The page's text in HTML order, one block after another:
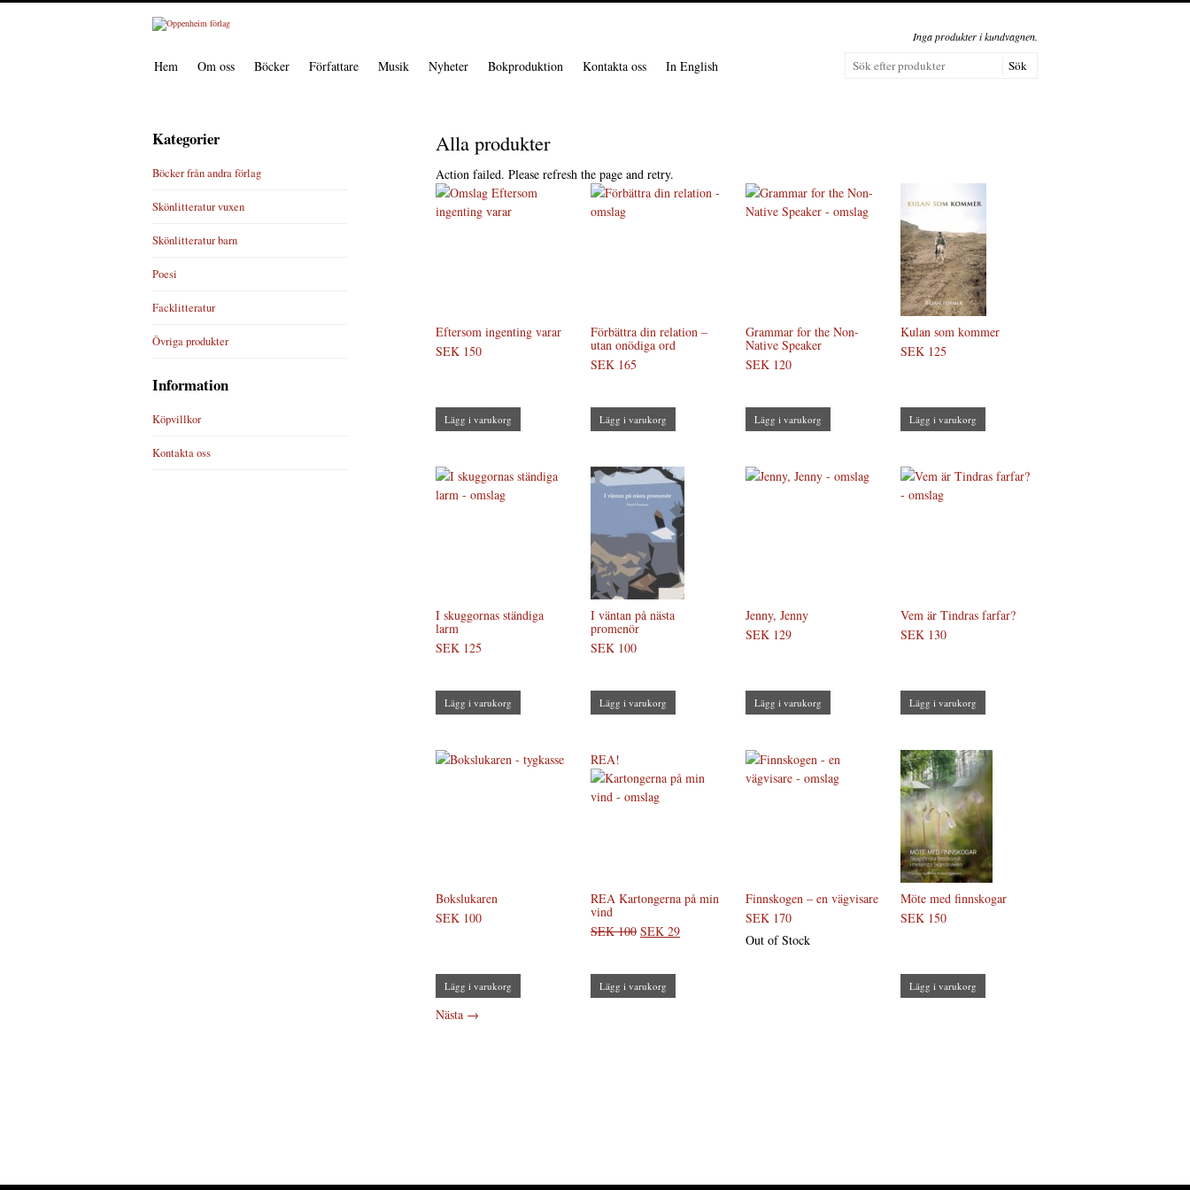
Inga produkter i kundvagnen.
Hem Om oss Böcker Författare Musik Nyheter Bokproduktion Kontakta oss In English
Alla produkter
Action failed. Please refresh the page and retry.
Eftersom ingenting varar
SEK 150
Lägg i varukorg
Förbättra din relation –
utan onödiga ord
SEK 165
Lägg i varukorg
Grammar for the Non-
Native Speaker
SEK 120
Lägg i varukorg
Kulan som kommer
SEK 125
Lägg i varukorg
I skuggornas ständiga
larm
SEK 125
Lägg i varukorg
I väntan på nästa
promenör
SEK 100
Lägg i varukorg
Jenny, Jenny
SEK 129
Lägg i varukorg
Vem är Tindras farfar?
SEK 130
Lägg i varukorg
Bokslukaren
SEK 100
Lägg i varukorg
REA!
REA Kartongerna på min
vind
SEK 100 SEK 29
Lägg i varukorg
Finnskogen – en vägvisare
SEK 170
Out of Stock
Möte med finnskogar
SEK 150
Lägg i varukorg
Nästa →
Kategorier
Böcker från andra förlag
Skönlitteratur vuxen
Skönlitteratur barn
Poesi
Facklitteratur
Övriga produkter
Information
Köpvillkor
Kontakta oss